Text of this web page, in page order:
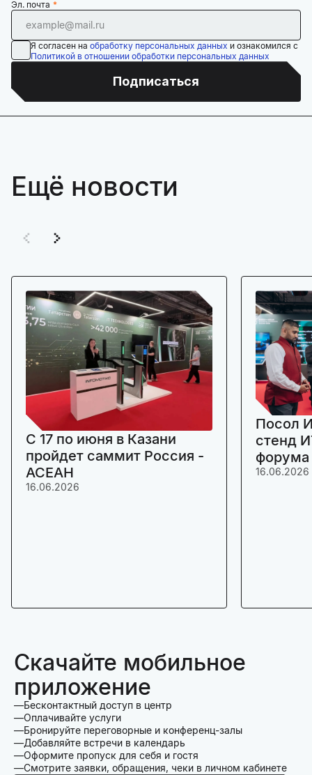
Эл. почта
Я согласен на обработку персональных данных и ознакомился с
Политикой в отношении обработки персональных данных
Подписаться
Ещё новости
C 17 по июня в Казани
пройдет саммит Россия -
АСЕАН
16.06.2026
Посол
стенд
16.06.2026
Скачайте мобильное
приложение
Бесконтактный доступ в центр
Оплачивайте услуги
Бронируйте переговорные и конференц-залы
Добавляйте встречи в календарь
Оформите пропуск для себя и гостя
Смотрите заявки, обращения, чеки в личном кабинете